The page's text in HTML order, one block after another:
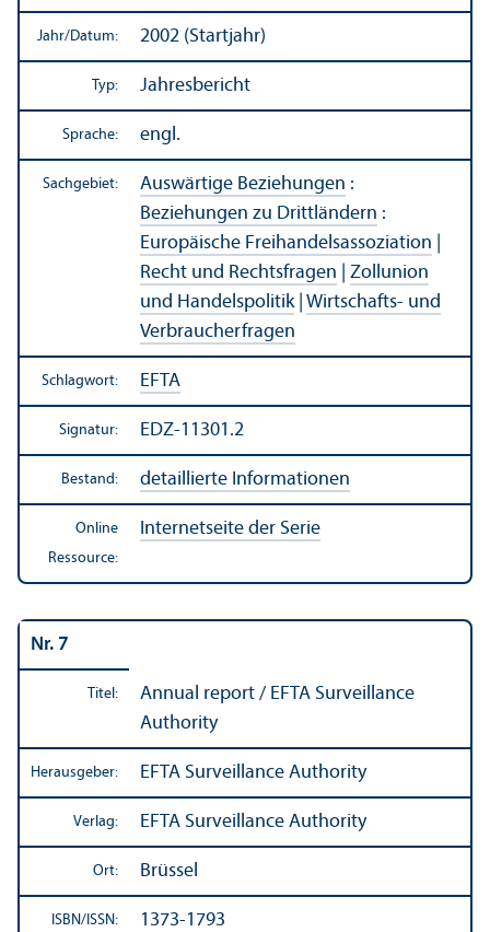
Jahr/Datum: 2002 (Startjahr)
Typ: Jahresbericht
Sprache: engl.
Sachgebiet: Auswärtige Beziehungen :
Beziehungen zu Drittländern :
Europäische Freihandels­assoziation
Recht und Rechts­fragen
Zollunion
und Handels­politik| Wirtschafts- und
Verbraucherfragen
Schlagwort: EFTA
Signatur: EDZ-11301.2
Bestand: detaillierte Informationen
Online
Ressource:
Internetseite der Serie
Nr. 7
Titel:
Annual report / EFTA Surveillance
Authority
Herausgeber: EFTA Surveillance Authority
Verlag: EFTA Surveillance Authority
Ort: Brüssel
ISBN/ ISSN: 1373-1793